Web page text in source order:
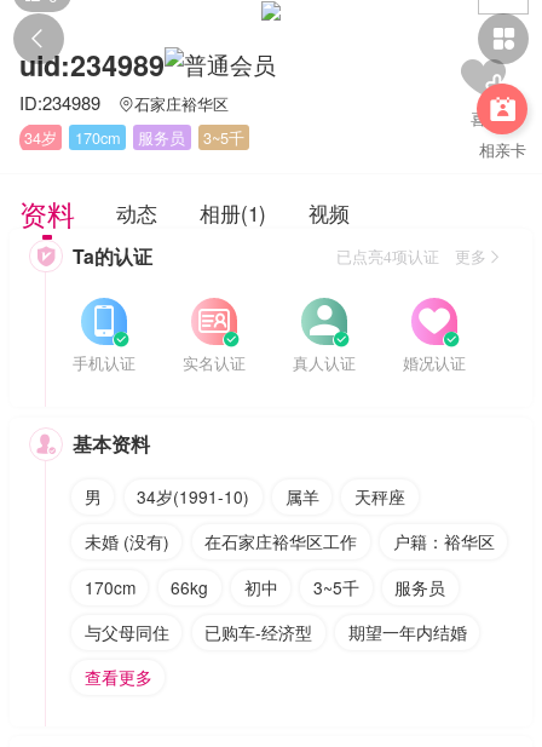
 

相亲卡
uid:234989
ID:234989 石家庄裕华区
34岁
170cm 服务员 3~5千
资料 动态 相册(1) 视频
 Ta的认证 已点亮4项认证 更多


手机认证


实名认证


真人认证


婚况认证
 基本资料
男 34岁(1991-10) 属羊
天秤座
未婚 (没有)
在石家庄裕华区工作
户籍：裕华区
170cm
66kg 初中 3~5千
服务员
与父母同住
已购车-经济型
期望一年内结婚
查看更多